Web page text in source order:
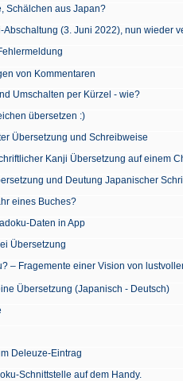
Schälchen aus Japan?
Abschaltung (3. Juni 2022), nun wieder
von Kommentaren
Umschalten per Kürzel - wie?
übersetzen :)
Übersetzung und Schreibweise
Kanji Übersetzung auf einem
und Deutung Japanischer
eines Buches?
Daten in App
Übersetzung
– Fragemente einer Vision von
Übersetzung (Japanisch - Deutsch)
Deleuze-Eintrag
Schnittstelle auf dem Handy.